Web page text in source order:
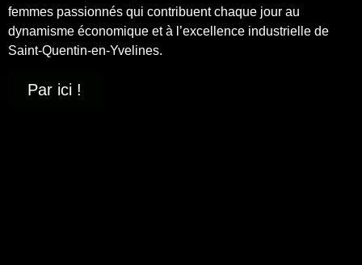
femmes passionnés qui contribuent chaque jour au
dynamisme économique et à l’excellence industrielle de
Saint-Quentin-en-Yvelines.
Par ici !